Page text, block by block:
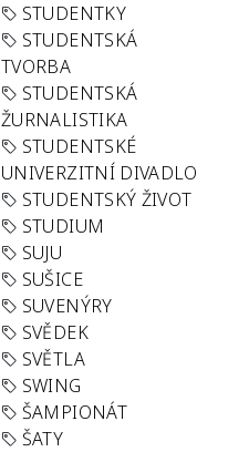
STUDENTKY
STUDENTSKÁ
TVORBA
STUDENTSKÁ
ŽURNALISTIKA
STUDENTSKÉ
UNIVERZITNÍ DIVADLO
STUDENTSKÝ ŽIVOT
STUDIUM
SUJU
SUŠICE
SUVENÝRY
SVĚDEK
SVĚTLA
SWING
ŠAMPIONÁT
ŠATY